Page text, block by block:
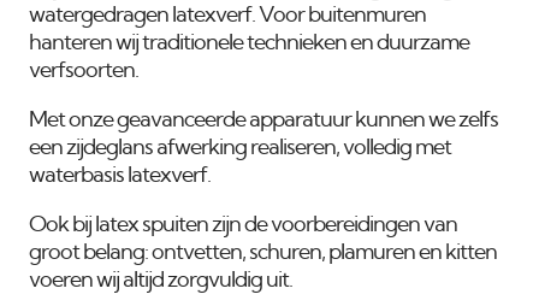
watergedragen latexverf. Voor buitenmuren
hanteren wij traditionele technieken en duurzame
verfsoorten.
Met onze geavanceerde apparatuur kunnen we zelfs
een zijdeglans afwerking realiseren, volledig met
waterbasis latexverf.
Ook bij latex spuiten zijn de voorbereidingen van
groot belang: ontvetten, schuren, plamuren en kitten
voeren wij altijd zorgvuldig uit.